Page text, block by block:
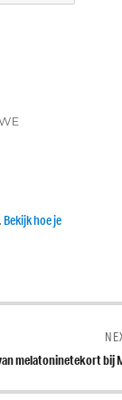
Bekijk hoe je
melatoninetekort bij